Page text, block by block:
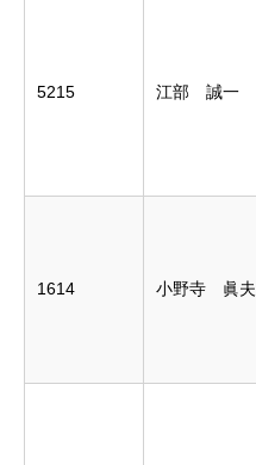
5215 江部 誠一
1614 小野寺 眞夫